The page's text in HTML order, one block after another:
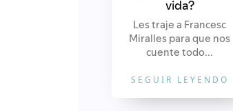
vida?
Les traje a Francesc
Miralles para que nos
cuente todo...
SEGUIR LEYENDO